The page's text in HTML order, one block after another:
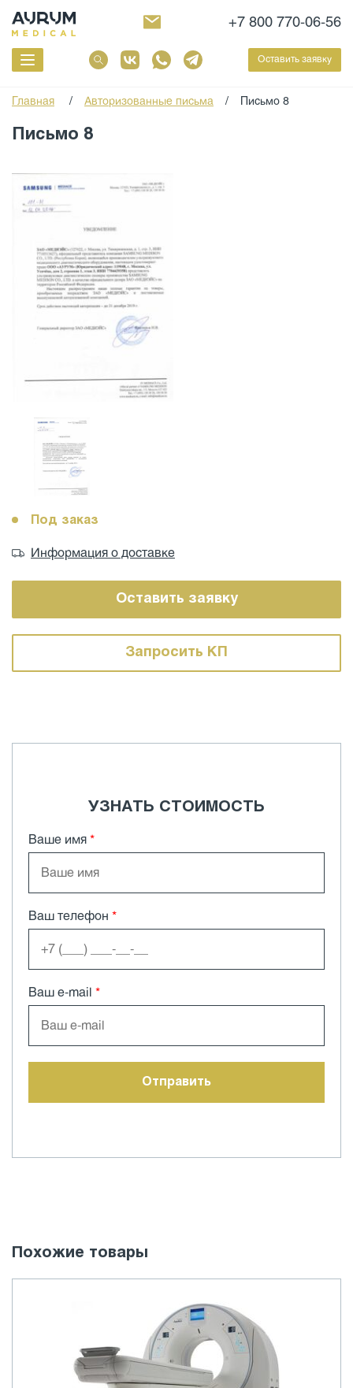
+7 800 770-06-56
Оставить заявку
Главная / Авторизованные письма / Письмо 8
Письмо 8
Под заказ
Информация о доставке
Оставить заявку
Запросить КП
УЗНАТЬ СТОИМОСТЬ
Ваше имя *
Ваш телефон *
Ваш e-mail *
Похожие товары